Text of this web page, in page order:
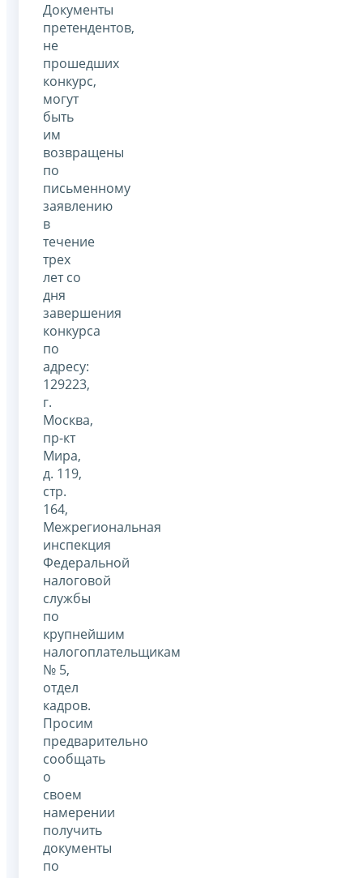
Документы
претендентов,
не
прошедших
конкурс,
могут
быть
им
возвращены
по
письменному
заявлению
в
течение
трех
лет со
дня
завершения
конкурса
по
адресу:
129223,
г.
Москва,
пр-кт
Мира,
д. 119,
стр.
164,
Межрегиональная
инспекция
Федеральной
налоговой
службы
по
крупнейшим
налогоплательщикам
№ 5,
отдел
кадров.
Просим
предварительно
сообщать
о
своем
намерении
получить
документы
по